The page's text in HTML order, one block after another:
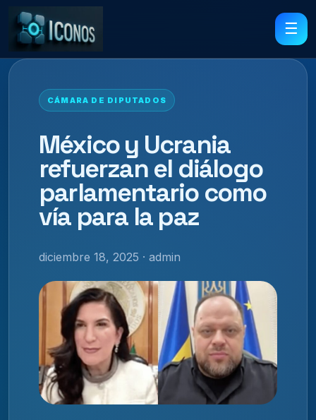
☰
CÁMARA DE DIPUTADOS
México y Ucrania
refuerzan el diálogo
parlamentario como
vía para la paz
diciembre 18, 2025 · admin